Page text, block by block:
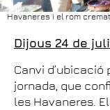
Havaneres i el rom cremat
Dijous 24 de
Canvi
jornada, que
les Havaneres.